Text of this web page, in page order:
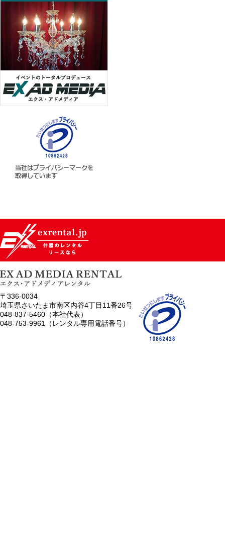
〒336-0034
埼玉県さいたま市南区内谷4丁目11番26号
048-837-5460（本社代表）
048-753-9961（レンタル専用電話番号）